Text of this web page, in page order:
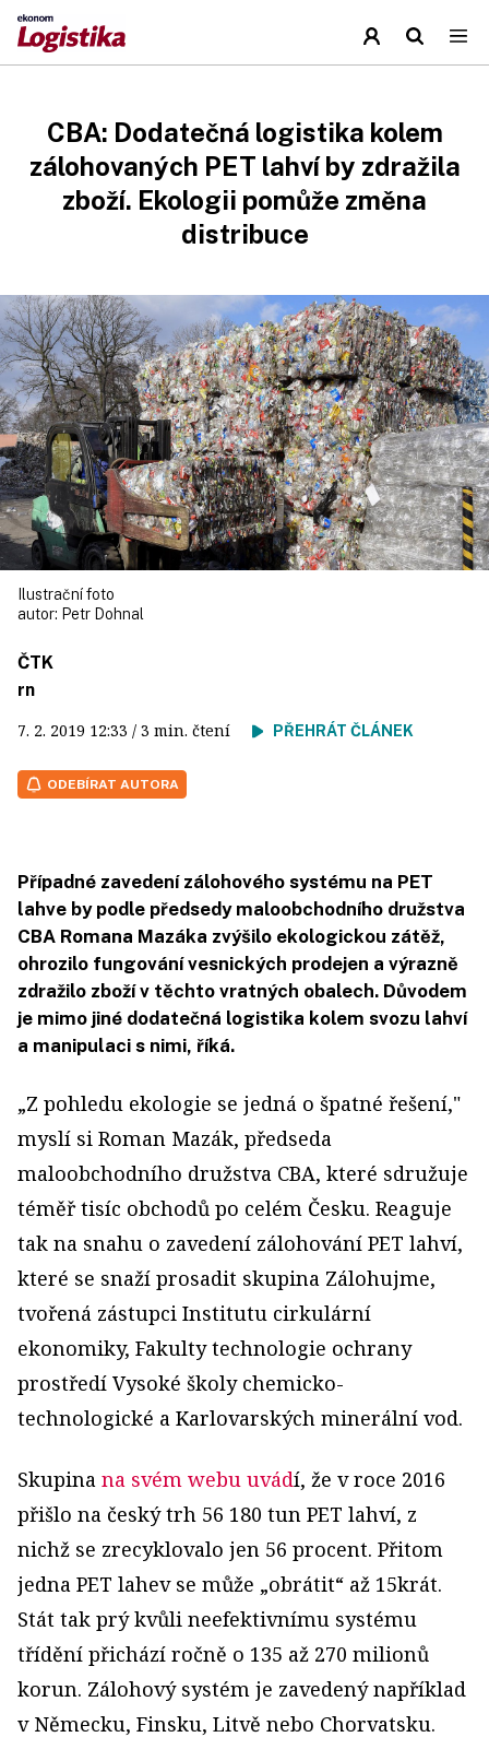
CBA: Dodatečná logistika kolem
zálohovaných PET lahví by zdražila
zboží. Ekologii pomůže změna
distribuce
Ilustrační foto
autor: Petr Dohnal
ČTK
rn
7. 2. 2019 12:33 / 3 min. čtení PŘEHRÁT ČLÁNEK
ODEBÍRAT AUTORA
Případné zavedení zálohového systému na PET
lahve by podle předsedy maloobchodního družstva
CBA Romana Mazáka zvýšilo ekologickou zátěž,
ohrozilo fungování vesnických prodejen a výrazně
zdražilo zboží v těchto vratných obalech. Důvodem
je mimo jiné dodatečná logistika kolem svozu lahví
a manipulaci s nimi, říká.
„Z pohledu ekologie se jedná o špatné řešení,"
myslí si Roman Mazák, předseda
maloobchodního družstva CBA, které sdružuje
téměř tisíc obchodů po celém Česku. Reaguje
tak na snahu o zavedení zálohování PET lahví,
které se snaží prosadit skupina Zálohujme,
tvořená zástupci Institutu cirkulární
ekonomiky, Fakulty technologie ochrany
prostředí Vysoké školy chemicko-
technologické a Karlovarských minerální vod.
Skupina na svém webu uvádí, že v roce 2016
přišlo na český trh 56 180 tun PET lahví, z
nichž se zrecyklovalo jen 56 procent. Přitom
jedna PET lahev se může „obrátit“ až 15krát.
Stát tak prý kvůli neefektivnímu systému
třídění přichází ročně o 135 až 270 milionů
korun. Zálohový systém je zavedený například
v Německu, Finsku, Litvě nebo Chorvatsku.